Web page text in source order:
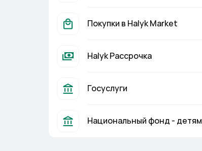
Покупки в Halyk Market
Halyk Рассрочка
Госуслуги
Национальный фонд - детям